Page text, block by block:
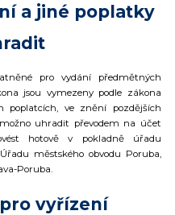
a jiné poplatky
pro vydání předmětných
jsou vymezeny podle zákona
poplatcích, ve znění pozdějších
uhradit převodem na účet
hotově v pokladně úřadu
městského obvodu Poruba,
Poruba.
vyřízení